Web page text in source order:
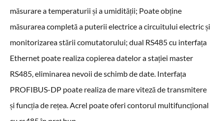
măsurare a temperaturii și a umidității; Poate obține
măsurarea completă a puterii electrice a circuitului electric și
monitorizarea stării comutatorului; dual RS485 cu interfața
Ethernet poate realiza copierea datelor a stației master
RS485, eliminarea nevoii de schimb de date. Interfața
PROFIBUS-DP poate realiza de mare viteză de transmitere
și funcția de rețea. Acrel poate oferi contorul multifuncțional